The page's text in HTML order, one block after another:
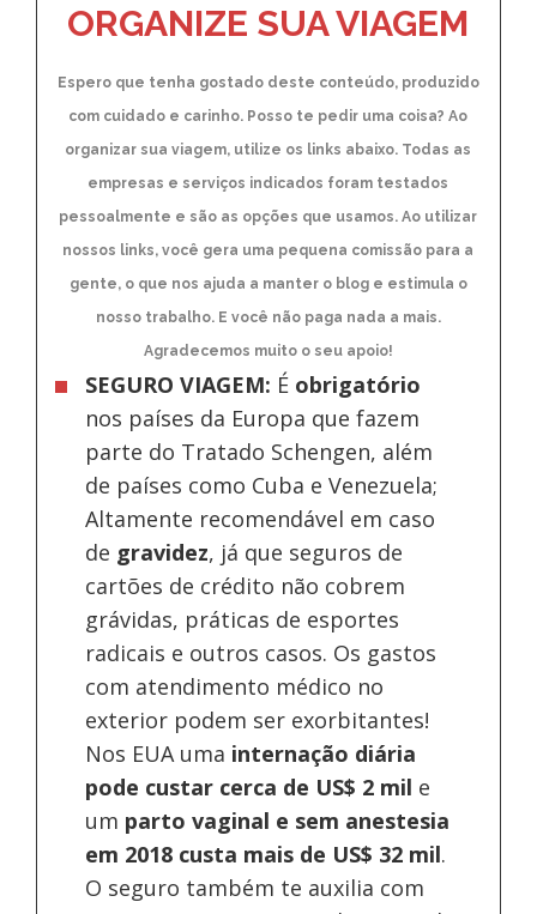
ORGANIZE SUA VIAGEM
Espero que tenha gostado deste conteúdo, produzido
com cuidado e carinho. Posso te pedir uma coisa? Ao
organizar sua viagem, utilize os links abaixo. Todas as
empresas e serviços indicados foram testados
pessoalmente e são as opções que usamos. Ao utilizar
nossos links, você gera uma pequena comissão para a
gente, o que nos ajuda a manter o blog e estimula o
nosso trabalho. E você não paga nada a mais.
Agradecemos muito o seu apoio!
SEGURO VIAGEM: É obrigatório
nos países da Europa que fazem
parte do Tratado Schengen, além
de países como Cuba e Venezuela;
Altamente recomendável em caso
de gravidez, já que seguros de
cartões de crédito não cobrem
grávidas, práticas de esportes
radicais e outros casos. Os gastos
com atendimento médico no
exterior podem ser exorbitantes!
Nos EUA uma internação diária
pode custar cerca de US$ 2 mil e
um parto vaginal e sem anestesia
em 2018 custa mais de US$ 32 mil.
O seguro também te auxilia com